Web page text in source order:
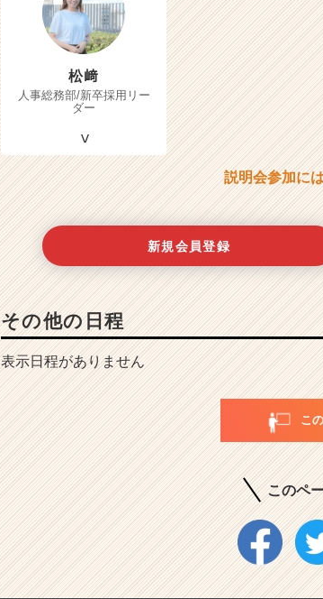
松﨑
人事総務部/新卒採用リー
ダー
説明会参加に
新規会員登録
その他の日程
表示日程がありません
こ
このペ